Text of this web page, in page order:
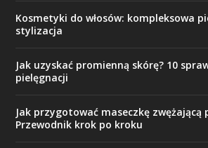
Kosmetyki do włosów: kompleksowa
stylizacja
Jak uzyskać promienną skórę? 10
pielęgnacji
Jak przygotować maseczkę zwężającą
Przewodnik krok po kroku